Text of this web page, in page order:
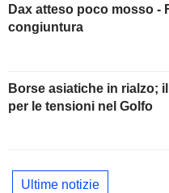
Dax atteso poco mosso -
congiuntura
Borse asiatiche in rialzo;
per le tensioni nel Golfo
Ultime notizie